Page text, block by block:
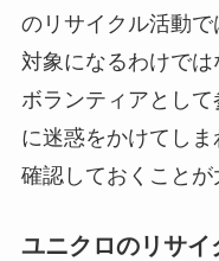
のリサイクル活動
対象になるわけでは
ボランティアとし
に迷惑をかけてし
確認しておくことが
ユニクロのリサイ